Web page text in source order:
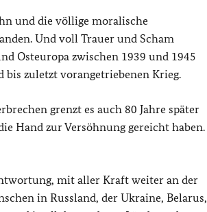
und die völlige moralische
Und voll Trauer und Scham
Osteuropa zwischen 1939 und 1945
bis zuletzt vorangetriebenen Krieg.
grenzt es auch 80 Jahre später
Hand zur Versöhnung gereicht haben.
mit aller Kraft weiter an der
in Russland, der Ukraine, Belarus,